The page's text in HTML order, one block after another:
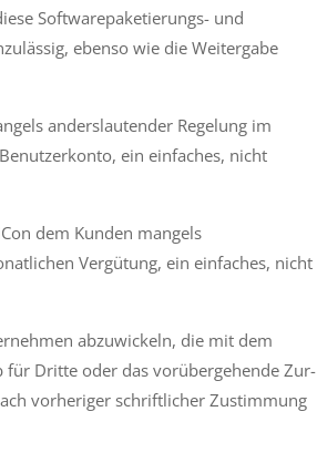
Softwarepaketierungs- und
ebenso wie die Weitergabe
anderslautender Regelung im
ein einfaches, nicht
dem Kunden mangels
Vergütung, ein einfaches, nicht
abzuwickeln, die mit dem
für Dritte oder das vorübergehende Zur-
vorheriger schriftlicher Zustimmung